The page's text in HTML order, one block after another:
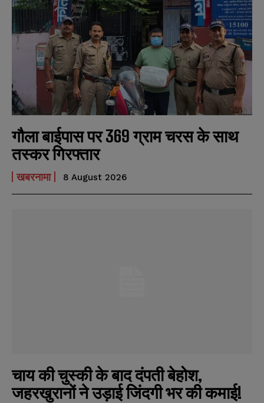
गौला बाईपास पर 369 ग्राम चरस के साथ
तस्कर गिरफ्तार
खबरनामा 8 August 2026
चाय की चुस्की के बाद दंपती बेहोश,
जहरखुरानों ने उड़ाई जिंदगी भर की कमाई!